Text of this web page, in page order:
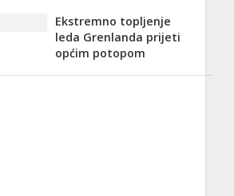
Ekstremno topljenje
leda Grenlanda prijeti
općim potopom